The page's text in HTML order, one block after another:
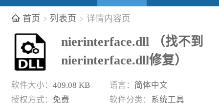
首页 列表页 详情内容页
nierinterface.dll （找不到
nierinterface.dll修复）
软件大小：409.08 KB 语言： 简体中文
授权方式： 免费 软件分类： 系统工具